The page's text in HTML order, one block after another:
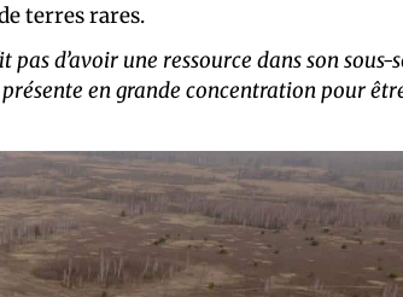
terres rares.
pas d’avoir une ressource dans son sous-
en grande concentration pour